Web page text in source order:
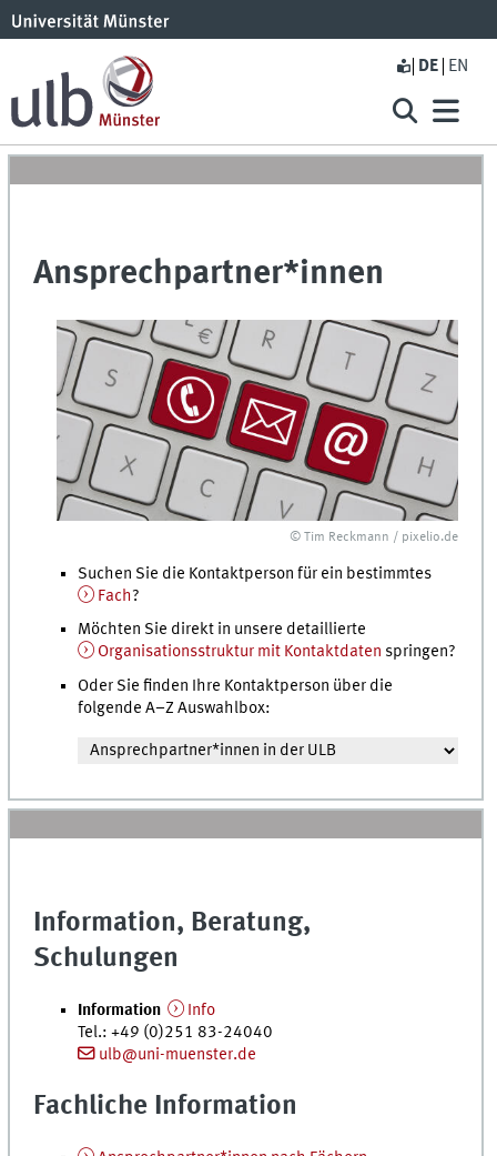
DE EN
Ansprechpartner*innen
© Tim Reckmann / pixelio.de
Suchen Sie die Kontaktperson für ein bestimmtes
Fach?
Möchten Sie direkt in unsere detaillierte
Organisationsstruktur mit Kontaktdaten springen?
Oder Sie finden Ihre Kontaktperson über die
folgende A–Z Auswahlbox:
Information, Beratung,
Schulungen
Information
Info
Tel.: +49 (0)251 83-24040
ulb@uni-muenster.de
Fachliche Information